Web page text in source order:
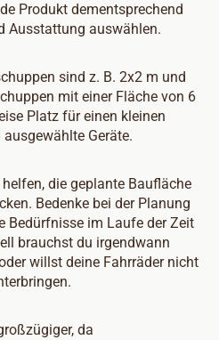
Produkt dementsprechend
Ausstattung auswählen.
sind z. B. 2x2 m und
mit einer Fläche von 6
Platz für einen kleinen
Geräte.
die geplante Baufläche
Bedenke bei der Planung
Bedürfnisse im Laufe der Zeit
brauchst du irgendwann
willst deine Fahrräder nicht
da